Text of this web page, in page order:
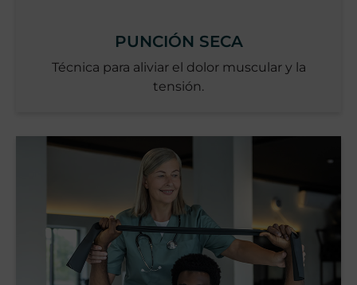
PUNCIÓN SECA
Técnica para aliviar el dolor muscular y la
tensión.